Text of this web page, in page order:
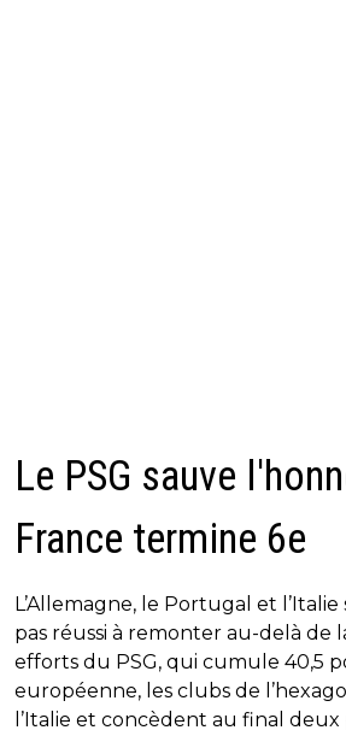
Le PSG sauve
France termine 6e
L’Allemagne, le Portugal et
pas réussi à remonter au-delà de
efforts du PSG, qui cumule 40,5
européenne, les clubs de
l’Italie et concèdent au final